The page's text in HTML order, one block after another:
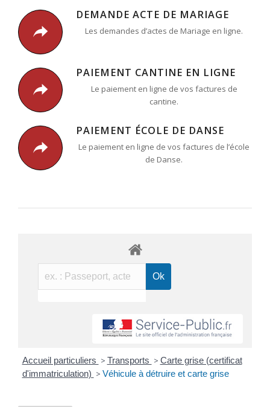
DEMANDE ACTE DE MARIAGE
Les demandes d’actes de Mariage en ligne.
PAIEMENT CANTINE EN LIGNE
Le paiement en ligne de vos factures de
cantine.
PAIEMENT ÉCOLE DE DANSE
Le paiement en ligne de vos factures de l’école
de Danse.
Accueil particuliers > Transports > Carte grise (certificat
d'immatriculation) > Véhicule à détruire et carte grise